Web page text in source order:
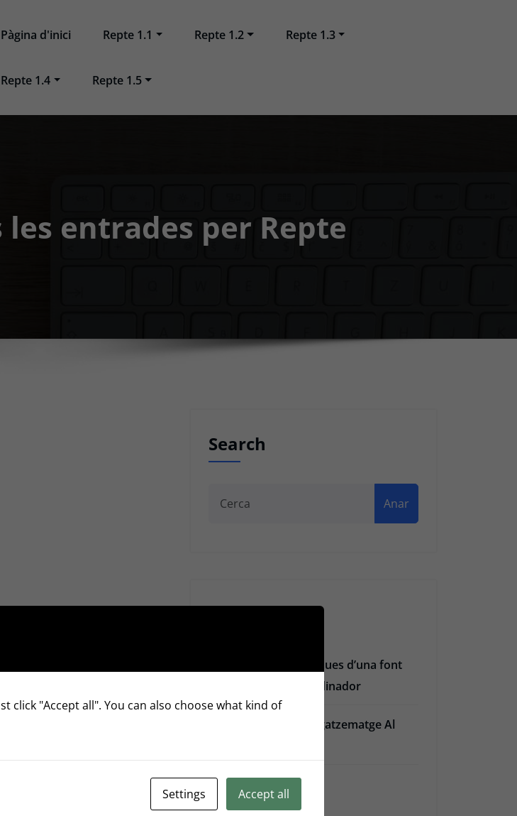
Pàgina d'inici Repte 1.1 Repte 1.2 Repte 1.3
Repte 1.4 Repte 1.5
entrades per Repte
Search
Anar
Recent Posts
Les 4 fases elèctriques d’una font
d’alimentació d’ordinador
5 Serveis D’emmagatzematge Al
Privacy Policy
click "Accept all". You can also choose what kind of
Settings Accept all